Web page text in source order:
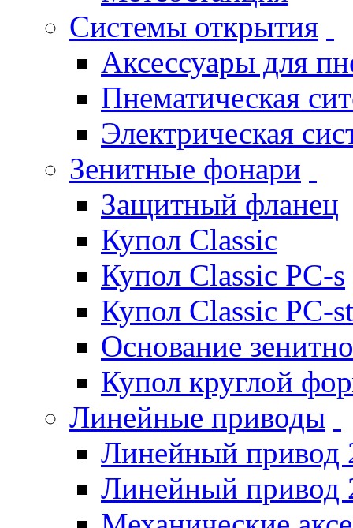
Системы открытия
Аксессуары для
Пнематическая
Электрическая
Зенитные фонари
Защитный фланец
Купол Classic
Купол Classic PC-s
Купол Classic PC-st
Основание
Купол круглой
Линейные приводы
Линейный привод
Линейный привод